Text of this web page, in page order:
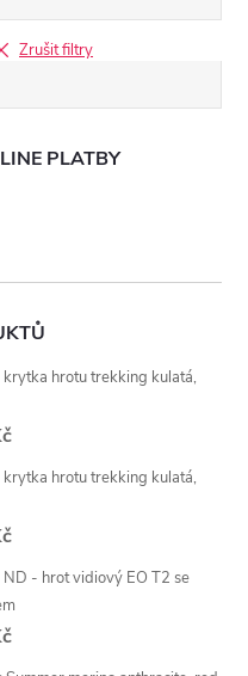
Zrušit filtry
PLATBY
hrotu trekking kulatá,
hrotu trekking kulatá,
- hrot vidiový EO T2 se